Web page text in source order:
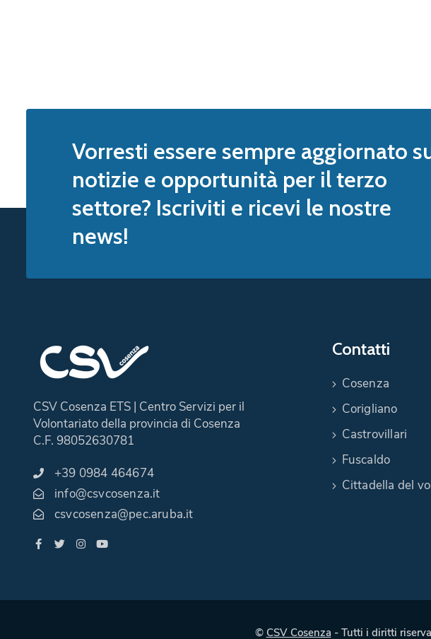
Vorresti essere sempre aggiornato
notizie e opportunità per il terzo
settore? Iscriviti e ricevi le nostre
news!
CSV Cosenza ETS | Centro Servizi per il
Volontariato della provincia di Cosenza
C.F. 98052630781
+39 0984 464674
info@csvcosenza.it
csvcosenza@pec.aruba.it
Contatti
Cosenza
Corigliano
Castrovillari
Fuscaldo
Cittadella del
© CSV Cosenza - Tutti i diritti